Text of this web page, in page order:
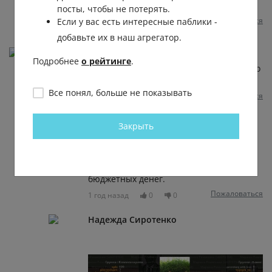
https://vk.com/wall-129354225_392924
1 год назад
0 0 Пожаловаться
Деревья в каменных коробках это издевательство
1 год назад 0 0 Отвечать Пожаловаться
Марина, дома - не смущают! А вот на
бюджетных денег.
1 год назад 0 0 Пожаловаться
Надежда Сиротенко
посты, чтобы не потерять.
Если у вас есть интересные паблики -
добавьте их в наш агрегатор.
Подробнее о рейтинге.
Все понял, больше не показывать
Закрыть